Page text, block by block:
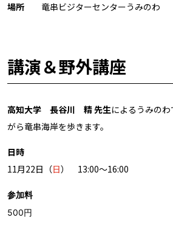
場所竜串ビジターセンターうみのわ
講演＆野外講座
高知大学 長谷川 精 先生によるうみの
がら竜串海岸を歩きます。
日時
11月22日（日） 13:00～16:00
参加料
500円